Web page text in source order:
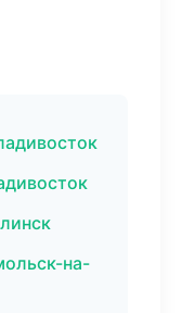
на-